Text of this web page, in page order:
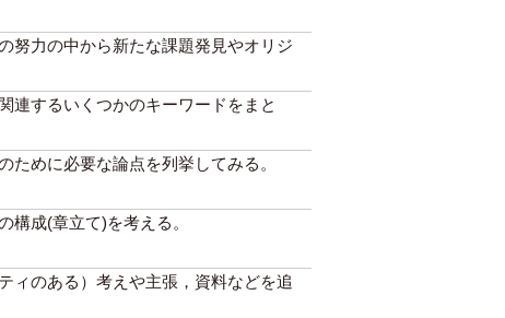
努力の中から新たな課題発見やオリジ
連するいくつかのキーワードをまと
めに必要な論点を列挙してみる。
成(章立て)を考える。
ィのある）考えや主張，資料などを追